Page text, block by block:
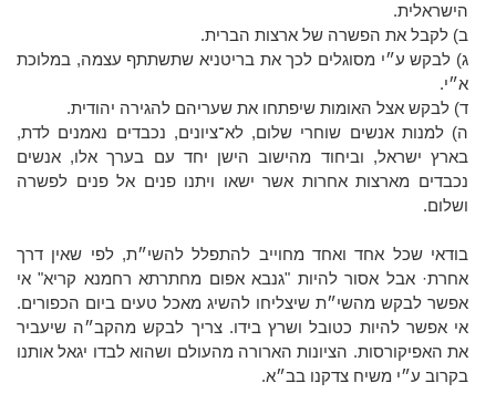
הישראלית.
ב) לקבל את הפשרה של ארצות הברית.
ג) לבקש ע״י מסוגלים לכך את בריטניא שתשתתף עצמה, במלוכת
א״י.
ד) לבקש אצל האומות שיפתחו את שעריהם להגירה יהודית.
ה) למנות אנשים שוחרי שלום, לא־ציונים, נכבדים נאמנים לדת,
בארץ ישראל, וביחוד מהישוב הישן יחד עם בערך אלו, אנשים
נכבדים מארצות אחרות אשר ישאו ויתנו פנים אל פנים לפשרה
ושלום.
בודאי שכל אחד ואחד מחוייב להתפלל להשי״ת, לפי שאין דרך
אחרת· אבל אסור להיות "גנבא אפום מחתרתא רחמנא קריא" אי
אפשר לבקש מהשי״ת שיצליחו להשיג מאכל טעים ביום הכפורים.
אי אפשר להיות כטובל ושרץ בידו. צריך לבקש מהקב״ה שיעביר
את האפיקורסות. הציונות הארורה מהעולם ושהוא לבדו יגאל אותנו
בקרוב ע״י משיח צדקנו בב״א.